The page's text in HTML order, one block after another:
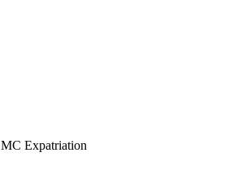
MC Expatriation